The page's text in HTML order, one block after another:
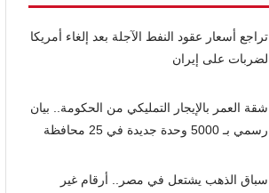
تراجع أسعار عقود النفط الآجلة بعد إلغاء أمريكا
لضربات على إيران
شقة العمر بالإيجار التمليكي من الحكومة.. بيان
رسمي بـ 5000 وحدة جديدة في 25 محافظة
سباق الذهب يشتعل في مصر.. أرقام غير